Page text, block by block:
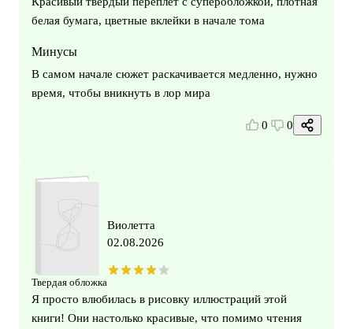
белая бумага, цветные вклейки в начале тома
Минусы
В самом начале сюжет раскачивается медленно, нужно
время, чтобы вникнуть в лор мира
0 0
Твердая обложка
Виолетта
02.08.2026
Я просто влюбилась в рисовку иллюстраций этой
книги! Они настолько красивые, что помимо чтения